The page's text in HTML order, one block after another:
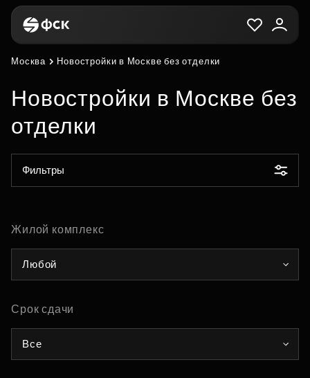
Москва Новостройки в Москве без отделки
Новостройки в Москве без
отделки
Фильтры
Жилой комплекс
Любой
Срок сдачи
Все